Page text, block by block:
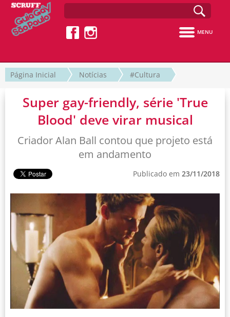
MENU
Página Inicial Notícias #Cultura
Super gay-friendly, série 'True
Blood' deve virar musical
Criador Alan Ball contou que projeto está
em andamento
Publicado em 23/11/2018